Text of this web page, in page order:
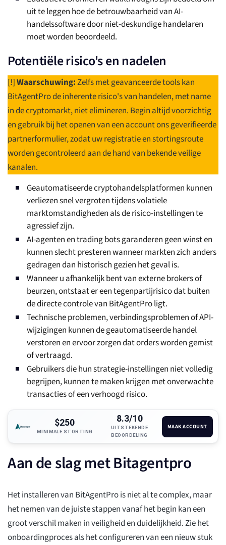
uit te leggen hoe de betrouwbaarheid van AI-
handelssoftware door niet-deskundige handelaren
moet worden beoordeeld.
Potentiële risico's en nadelen
[!]Waarschuwing:Zelfs met geavanceerde tools kan
BitAgentPro de inherente risico's van handelen, met name
in de cryptomarkt, niet elimineren. Begin altijd voorzichtig
en gebruik bij het openen van een account ons geverifieerde
partnerformulier, zodat uw registratie en stortingsroute
worden gecontroleerd aan de hand van bekende veilige
kanalen.
Geautomatiseerde cryptohandelsplatformen kunnen
verliezen snel vergroten tijdens volatiele
marktomstandigheden als de risico-instellingen te
agressief zijn.
AI-agenten en trading bots garanderen geen winst en
kunnen slecht presteren wanneer markten zich anders
gedragen dan historisch gezien het geval is.
Wanneer u afhankelijk bent van externe brokers of
beurzen, ontstaat er een tegenpartijrisico dat buiten
de directe controle van BitAgentPro ligt.
Technische problemen, verbindingsproblemen of API-
wijzigingen kunnen de geautomatiseerde handel
verstoren en ervoor zorgen dat orders worden gemist
of vertraagd.
Gebruikers die hun strategie-instellingen niet volledig
begrijpen, kunnen te maken krijgen met onverwachte
transacties of een verhoogd risico.
$250
MINIMALE STORTING
8.3/10
UITSTEKENDE
BEOORDELING
MAAK ACCOUNT
Aan de slag met Bitagentpro
Het installeren van BitAgentPro is niet al te complex, maar
het nemen van de juiste stappen vanaf het begin kan een
groot verschil maken in veiligheid en duidelijkheid. Zie het
onboardingproces als het configureren van een nieuw stuk